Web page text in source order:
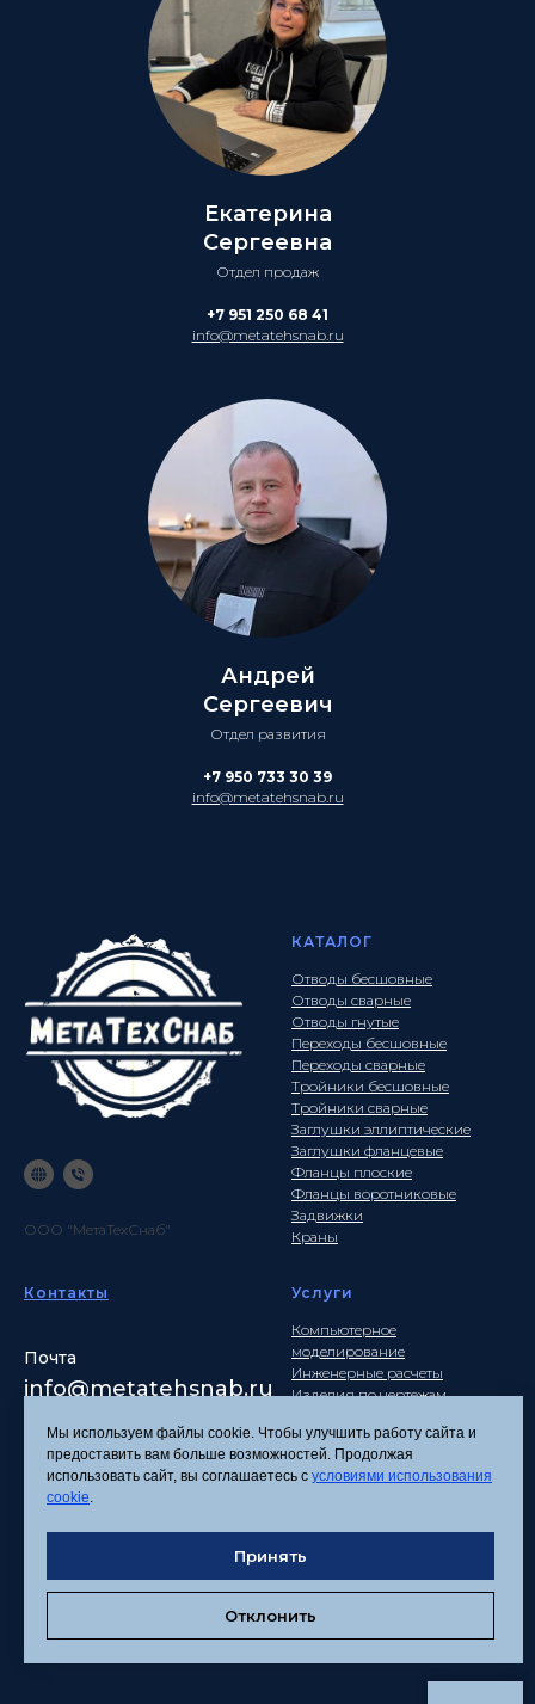
Екатерина
Сергеевна
Отдел продаж
+7 951 250 68 41
info@metatehsnab.ru
Андрей
Сергеевич
Отдел развития
+7 950 733 30 39
info@metatehsnab.ru
ООО "МетаТехСнаб"
КАТАЛОГ
Отводы бесшовные
Отводы сварные
Отводы гнутые
Переходы бесшовные
Переходы сварные
Тройники бесшовные
Тройники сварные
Заглушки эллиптические
Заглушки фланцевые
Фланцы плоские
Фланцы воротниковые
Задвижки
Краны
Контакты
Почта
info@metatehsnab.ru
Услуги
Компьютерное
моделирование
Инженерные расчеты
Изделия по чертежам
Политика
Согласие на обработку
персональных данных
Соглашение об
Мы используем файлы cookie. Чтобы улучшить работу сайта и
предоставить вам больше возможностей. Продолжая
использовать сайт, вы соглашаетесь с условиями использования
cookie.
Принять
Отклонить